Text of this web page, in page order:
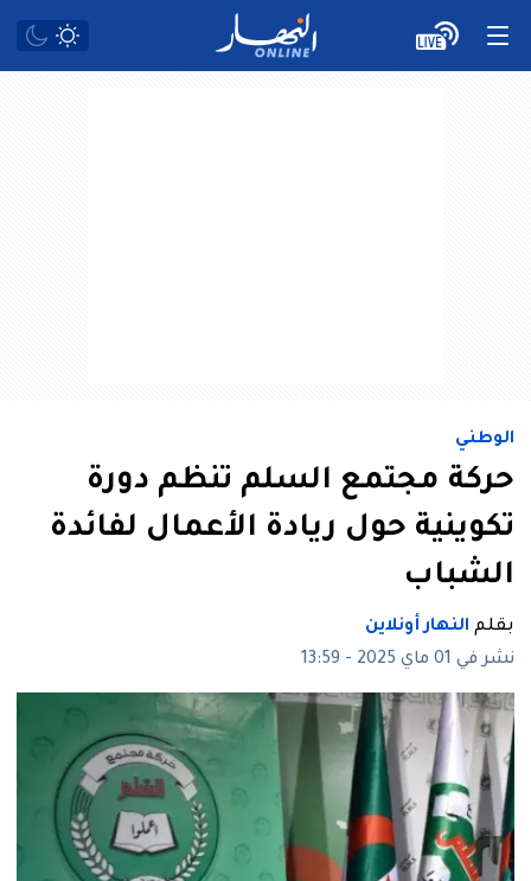
الوطني
حركة مجتمع السلم تنظم دورة
تكوينية حول ريادة الأعمال لفائدة
الشباب
بقلم النهار أونلاين
نشر في 01 ماي 2025 - 13:59